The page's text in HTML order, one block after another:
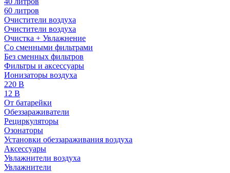
60 литров
Очистители воздуха
Очистители воздуха
Очистка + Увлажнение
Cо сменными фильтрами
Без сменных фильтров
Фильтры и аксессуары
Ионизаторы воздуха
220 В
12 В
От батарейки
Обеззараживатели
Рециркуляторы
Озонаторы
Установки обеззараживания воздуха
Аксессуары
Увлажнители воздуха
Увлажнители